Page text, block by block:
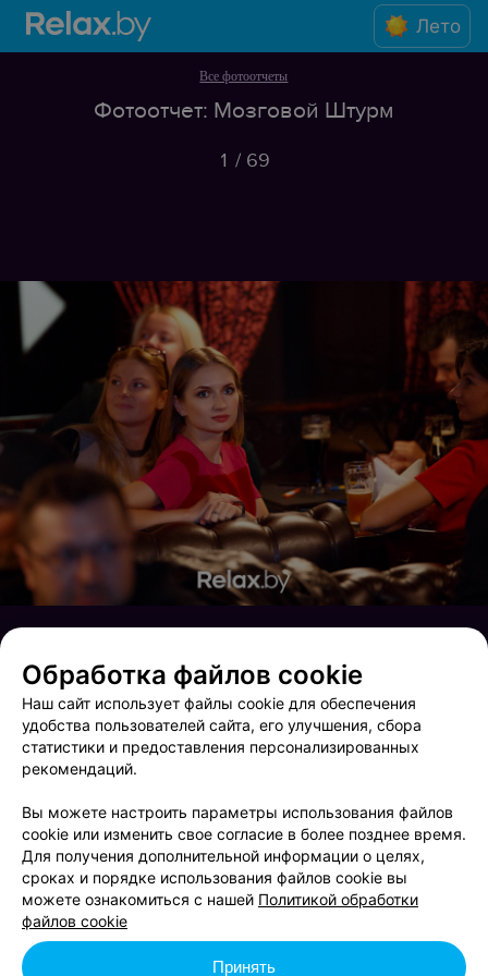
Лето
Все фотоотчеты
Фотоотчет: Мозговой Штурм
1 / 69
Карен Карапетян/Live Violin Lounge Встреча с ФК БАТЭ и предпоказ фильма Ледокол
Обработка файлов cookie
Наш сайт использует файлы cookie для обеспечения
удобства пользователей сайта, его улучшения, сбора
статистики и предоставления персонализированных
рекомендаций.
Вы можете настроить параметры использования файлов
cookie или изменить свое согласие в более позднее время.
Для получения дополнительной информации о целях,
сроках и порядке использования файлов cookie вы
можете ознакомиться с нашей Политикой обработки
файлов cookie
Принять